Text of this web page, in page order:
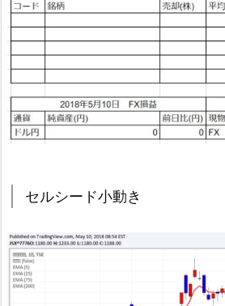
セルシード小動き